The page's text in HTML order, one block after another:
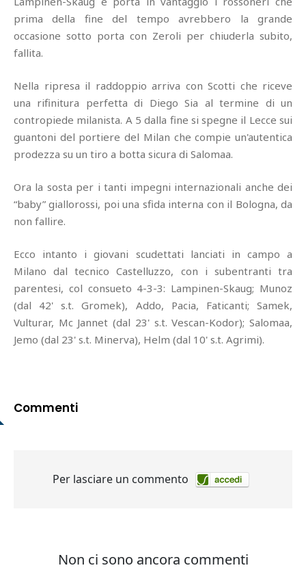
prima della fine del tempo avrebbero la grande
occasione sotto porta con Zeroli per chiuderla subito,
fallita.
Nella ripresa il raddoppio arriva con Scotti che riceve
una rifinitura perfetta di Diego Sia al termine di un
contropiede milanista. A 5 dalla fine si spegne il Lecce sui
guantoni del portiere del Milan che compie un'autentica
prodezza su un tiro a botta sicura di Salomaa.
Ora la sosta per i tanti impegni internazionali anche dei
“baby” giallorossi, poi una sfida interna con il Bologna, da
non fallire.
Ecco intanto i giovani scudettati lanciati in campo a
Milano dal tecnico Castelluzzo, con i subentranti tra
parentesi, col consueto 4-3-3: Lampinen-Skaug; Munoz
(dal 42' s.t. Gromek), Addo, Pacia, Faticanti; Samek,
Vulturar, Mc Jannet (dal 23' s.t. Vescan-Kodor); Salomaa,
Jemo (dal 23' s.t. Minerva), Helm (dal 10' s.t. Agrimi).
Commenti